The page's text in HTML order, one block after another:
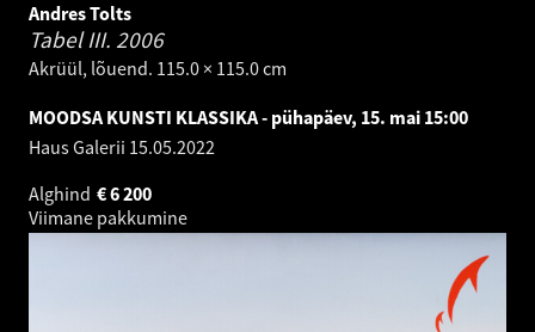
Andres Tolts
Tabel III. 2006
Akrüül, lõuend. 115.0 × 115.0 cm
MOODSA KUNSTI KLASSIKA - pühapäev, 15. mai 15:00
Haus Galerii 15.05.2022
Alghind
6 200
€
Viimane pakkumine